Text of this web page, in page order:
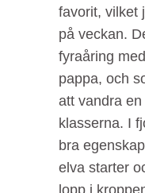
favorit, vilket
på veckan.
fyraåring
pappa, och
att vandra
klasserna. I
bra
elva starter
lopp i